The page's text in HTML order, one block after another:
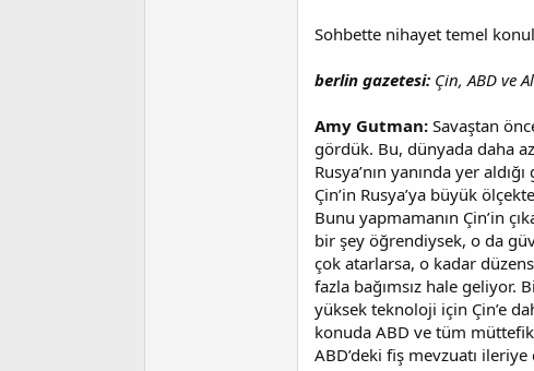
Sohbette nihayet temel
berlin gazetesi: Çin, ABD ve
Amy Gutman: Savaştan
gördük. Bu, dünyada daha
Rusya’nın yanında yer
Çin’in Rusya’ya büyük
Bunu yapmamanın Çin’in
bir şey öğrendiysek, o da
çok atarlarsa, o kadar
fazla bağımsız hale geliyor.
yüksek teknoloji için Çin’e
konuda ABD ve tüm
ABD’deki fiş mevzuatı